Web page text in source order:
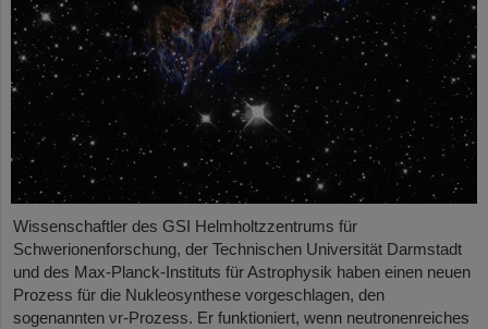
Wissenschaftler des GSI Helmholtzzentrums für
Schwerionenforschung, der Technischen Universität Darmstadt
und des Max-Planck-Instituts für Astrophysik haben einen neuen
Prozess für die Nukleosynthese vorgeschlagen, den
sogenannten νr-Prozess. Er funktioniert, wenn neutronenreiches